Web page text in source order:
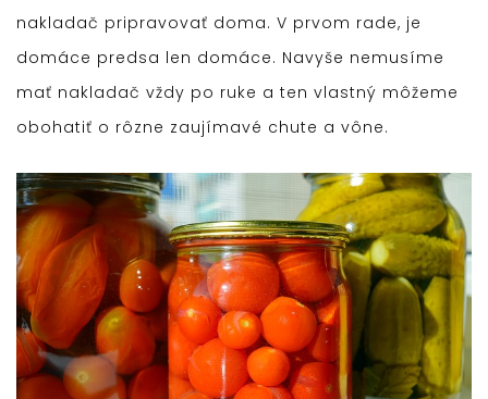
nakladač pripravovať doma. V prvom rade, je
domáce predsa len domáce. Navyše nemusíme
mať nakladač vždy po ruke a ten vlastný môžeme
obohatiť o rôzne zaujímavé chute a vône.